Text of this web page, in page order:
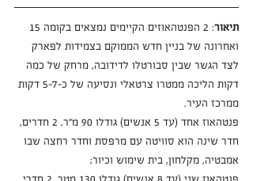
תיאור
ואחרונה של בניין חדש הממוקם בצמידות לפארק
לצד הגשר שבין סבורטלו לדידובה, מרחק של כמה
דקות הליכה ממטרו צרטאלי ונסיעה של כ-5-7 דקות
ממרכז העיר.
פנטהאוז אחד (עד 5 אנשים) גודלו 90 מ״ר, 2 חדרים,
חדר שינה הוא סוויטה עם מרפסת וחדר רחצה שבו
אמבטיה, מקלחון, בית שימוש וכיור;